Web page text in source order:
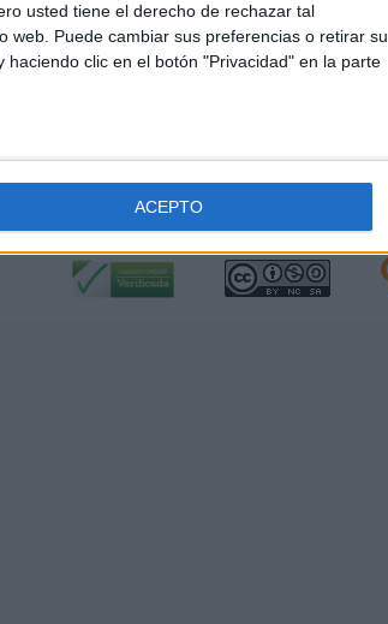
usted tiene el derecho de rechazar tal
web. Puede cambiar sus preferencias o retirar su
clic en el botón "Privacidad" en la parte
ACEPTO